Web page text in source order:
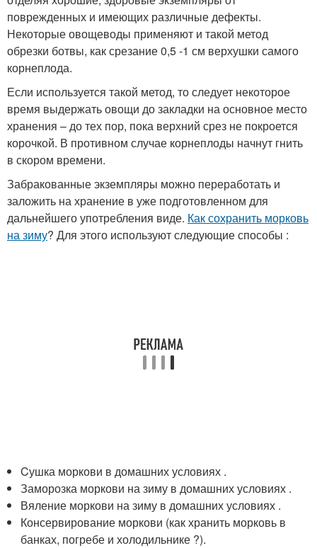
поврежденных и имеющих различные дефекты.
Некоторые овощеводы применяют и такой метод
обрезки ботвы, как срезание 0,5 -1 см верхушки самого
корнеплода.
Если используется такой метод, то следует некоторое
время выдержать овощи до закладки на основное место
хранения – до тех пор, пока верхний срез не покроется
корочкой. В противном случае корнеплоды начнут гнить
в скором времени.
Забракованные экземпляры можно переработать и
заложить на хранение в уже подготовленном для
дальнейшего употребления виде. Как сохранить морковь
на зиму? Для этого используют следующие способы :
Cушка моркови в домашних условиях .
Заморозка моркови на зиму в домашних условиях .
Вяление моркови на зиму в домашних условиях .
Консервирование моркови (как хранить морковь в
банках, погребе и холодильнике ?).